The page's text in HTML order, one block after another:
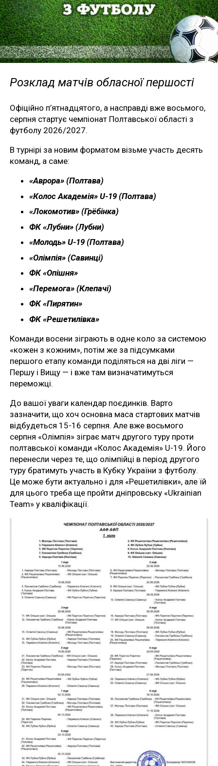
Розклад матчів обласної першості
Офіційно п’ятнадцятого, а насправді вже восьмого,
серпня стартує чемпіонат Полтавської області з
футболу 2026/2027.
В турнірі за новим форматом візьме участь десять
команд, а саме:
«Аврора» (Полтава)
«Колос Академія» U-19 (Полтава)
«Локомотив» (Грёбінка)
ФК «Лубни» (Лубни)
«Молодь» U-19 (Полтава)
«Олімпія» (Савинці)
ФК «Опішня»
«Перемога» (Клепачі)
ФК «Пирятин»
ФК «Решетилівка»
Команди восени зіграють в одне коло за системою
«кожен з кожним», потім же за підсумками
першого етапу команди поділяться на дві ліги —
Першу і Вищу — і вже там визначатимуться
переможці.
До вашої уваги календар поєдинків. Варто
зазначити, що хоч основна маса стартових матчів
відбудеться 15-16 серпня. Але вже восьмого
серпня «Олімпія» зіграє матч другого туру проти
полтавської команди «Колос Академія» U-19. Його
перенесли через те, що олімпійці в період другого
туру братимуть участь в Кубку України з футболу.
Це може бути актуально і для «Решетилівки», але їй
для цього треба ще пройти дніпровську «Ukrainian
Team» у кваліфікації.